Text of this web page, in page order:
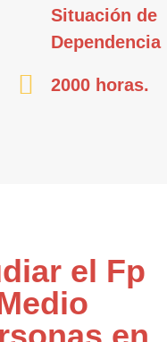
Situación de
Dependencia
2000 horas.
el Fp